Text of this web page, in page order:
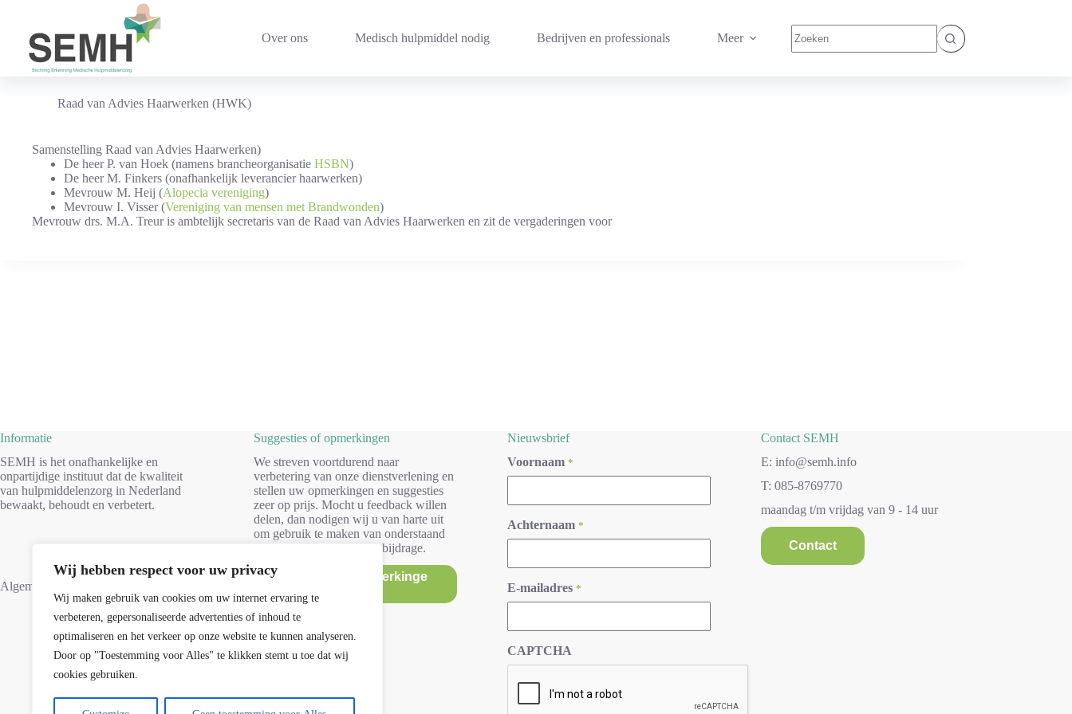
Wij hebben respect voor uw privacy
Wij maken gebruik van cookies om uw internet ervaring te
verbeteren, gepersonaliseerde advertenties of inhoud te
optimaliseren en het verkeer op onze website te kunnen analyseren.
Door op "Toestemming voor Alles" te klikken stemt u toe dat wij
cookies gebruiken.
inhoud
Over ons Medisch hulpmiddel nodig Bedrijven en professionals Meer
resultaten
Raad van Advies Haarwerken (HWK)
Samenstelling Raad van Advies Haarwerken)
De heer P. van Hoek (namens brancheorganisatie HSBN)
De heer M. Finkers (onafhankelijk leverancier haarwerken)
Mevrouw M. Heij (Alopecia vereniging)
Mevrouw I. Visser (Vereniging van mensen met Brandwonden)
Mevrouw drs. M.A. Treur is ambtelijk secretaris van de Raad van Advies Haarwerken en zit de vergaderingen voor
Informatie
SEMH is het onafhankelijke en
onpartijdige instituut dat de kwaliteit
van hulpmiddelenzorg in Nederland
bewaakt, behoudt en verbetert.
Algemene voorwaarden
Suggesties of opmerkingen
We streven voortdurend naar
verbetering van onze dienstverlening en
stellen uw opmerkingen en suggesties
zeer op prijs. Mocht u feedback willen
delen, dan nodigen wij u van harte uit
om gebruik te maken van onderstaand
formulier. Dank voor uw bijdrage.
Suggesties/opmerkinge
Nieuwsbrief
Voornaam *
Achternaam *
E-mailadres *
CAPTCHA
Contact SEMH
E: info@semh.info
T: 085-8769770
maandag t/m vrijdag van 9 - 14 uur
Contact